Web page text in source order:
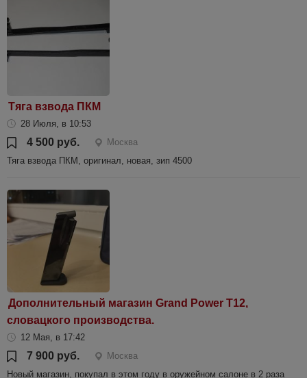
Тяга взвода ПКМ
28 Июля, в 10:53
4 500 руб.
Москва
Тяга взвода ПКМ, оригинал, новая, зип 4500
Дополнительный магазин Grand Power T12,
словацкого производства.
12 Мая, в 17:42
7 900 руб.
Москва
Новый магазин, покупал в этом году в оружейном салоне в 2 раза